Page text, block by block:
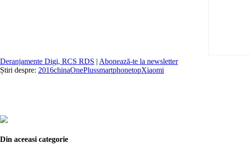
Deranjamente Digi, RCS RDS | Abonează-te la newsletter
Știri despre: 2016chinaOnePlussmartphonetopXiaomi
Din aceeasi categorie